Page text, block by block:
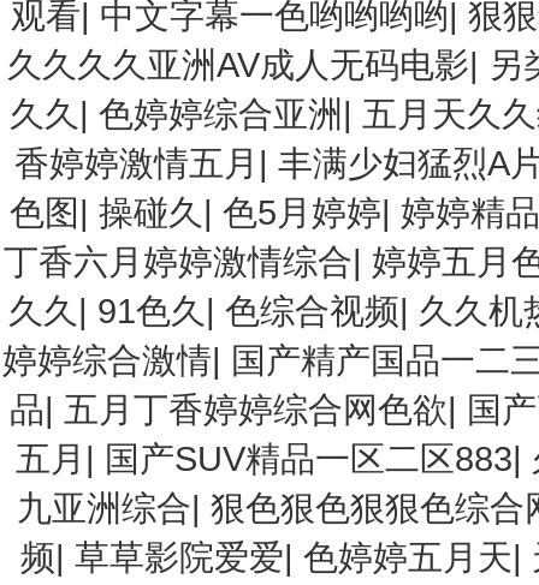
观看| 中文字幕一色哟哟哟哟| 狠
久久久久亚洲AV成人无码电影| 另
久久 |色婷婷综合亚洲 | 五月天久
香婷婷激情五月 | 丰满少妇猛烈A
色图| 操碰久 | 色5月婷婷| 婷婷精
丁香六月婷婷激情综合| 婷婷五月
久久 | 91色久 | 色综合视频| 久久机
婷婷综合激情| 国产精产国品一二
品| 五月丁香婷婷综合网色欲| 国
五月 | 国产SUV精品一区二区883|
九亚洲综合|狠色狠色狠狠色综合
频|草草影院爱爱|色婷婷五月天|